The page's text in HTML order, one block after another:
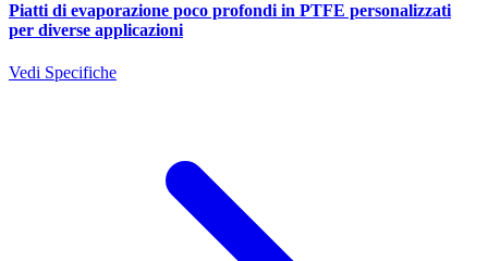
Piatti di evaporazione poco profondi in PTFE personalizzati
per diverse applicazioni
Vedi Specifiche